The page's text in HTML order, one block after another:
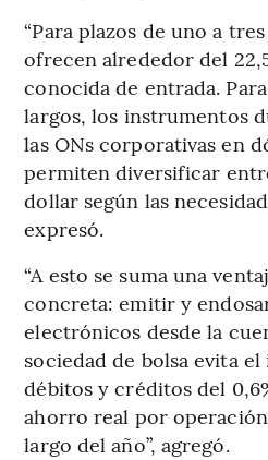
“Para plazos de uno a
ofrecen alrededor del
conocida de entrada.
largos, los instrumentos
las ONs corporativas en
permiten diversificar
dollar según las
expresó.
“A esto se suma una
concreta: emitir y
electrónicos desde la
sociedad de bolsa evita
débitos y créditos del
ahorro real por
largo del año”, agregó.